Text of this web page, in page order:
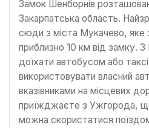
Замок Шенборнів
Закарпатська область.
сюди з міста Мукачево, яке
приблизно 10 км від замку.
доїхати автобусом або
використовувати власний
вказівниками на місцевих
приїжджаєте з Ужгорода,
можна скористатися